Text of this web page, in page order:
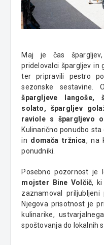
Maj je čas
pridelovalci špargljev in
ter pripravili pestro
sezonske sestavine.
špargljeve langoše,
solato, špargljev
raviole s špargljevo
Kulinarično ponudbo sta
in domača tržnica, na
ponudniki.
Posebno pozornost je
mojster Bine Volčič, ki
zaznamoval priljubljeni
Njegova prisotnost je
kulinarike,
spoštovanja do lokalnih